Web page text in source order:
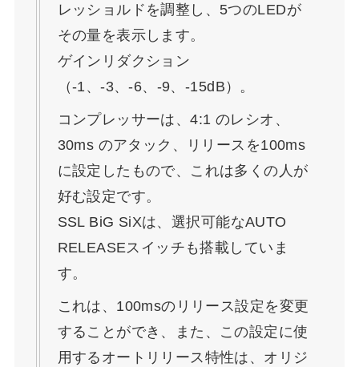
レッショルドを調整し、5つのLEDが
その量を表示します。
ゲインリダクション
（-1、-3、-6、-9、-15dB）。
コンプレッサーは、4:1 のレシオ、
30ms のアタック、リリースを100ms
に設定したもので、これは多くの人が
好む設定です。
SSL BiG SiXは、選択可能なAUTO
RELEASEスイッチも搭載していま
す。
これは、100msのリリース設定を変更
することができ、また、この設定に使
用するオートリリース特性は、オリジ